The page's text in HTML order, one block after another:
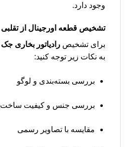
وجود دارد.
تشخیص قطعه اورجینال از تقلبی
برای تشخیص رادیاتور بخاری جک j3
به نکات زیر توجه کنید:
بررسی بسته‌بندی و لوگو
بررسی جنس و کیفیت ساخت
مقایسه با تصاویر رسمی